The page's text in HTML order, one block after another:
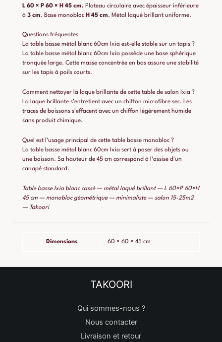
L 60 × P 60 × H 45 cm. Plateau circulaire avec épaisseur inférieure
à 3 cm. Base monobloc H 45 cm. Métal laqué brillant uniforme.
Questions fréquentes
La table basse métal blanc 60cm Ixia est-elle stable sur un tapis ?
La table basse métal blanc 60cm Ixia possède une base sphérique
tronquée large. Cette masse concentrée en bas assure une stabilité
sur les tapis à poils courts.
Comment nettoyer la laque brillante de cette table de salon Ixia ?
La laque brillante s’entretient avec un chiffon microfibre sec. Les
traces de boissons s’effacent avec un chiffon légèrement humide
sans produit chimique.
Quel est l’usage principal de cette table basse monobloc ?
La table basse métal blanc 60cm Ixia sert à poser des objets ou
une boisson. Sa hauteur de 45 cm correspond à l’assise d’un
canapé standard.
Table basse Ixia blanc cassé — métal laqué brillant — L 60×P 60×H
45 cm — monobloc géométrique — minimaliste — salon 15-25m2
— Takoori
Dimensions 60 × 60 × 45 cm
TAKOORI
Qui sommes-nous ?
Nous contacter
Livraison et retour